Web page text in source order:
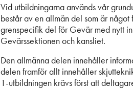
Vid utbildningarna används vår
består av en allmän del som är
grenspecifik del för Gevär med nytt
Gevärssektionen och kansliet.
Den allmänna delen innehåller
delen framför allt innehåller
1-utbildningen krävs först att